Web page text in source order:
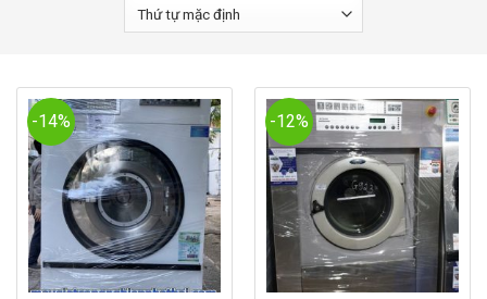
-14% -12%